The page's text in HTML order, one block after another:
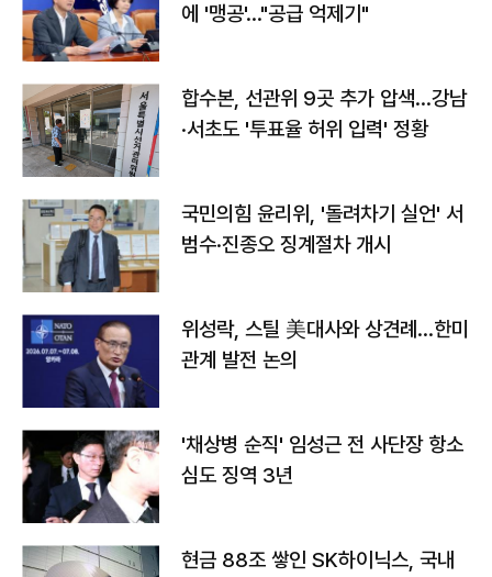
에 '맹공'…"공급 억제기"
합수본, 선관위 9곳 추가 압색…강남
·서초도 '투표율 허위 입력' 정황
국민의힘 윤리위, '돌려차기 실언' 서
범수·진종오 징계절차 개시
위성락, 스틸 美대사와 상견례…한미
관계 발전 논의
'채상병 순직' 임성근 전 사단장 항소
심도 징역 3년
현금 88조 쌓인 SK하이닉스, 국내